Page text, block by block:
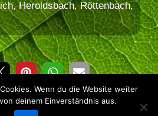
Heroldsbach, Röttenbach,
Wenn du die Website weiter
deinem Einverständnis aus.